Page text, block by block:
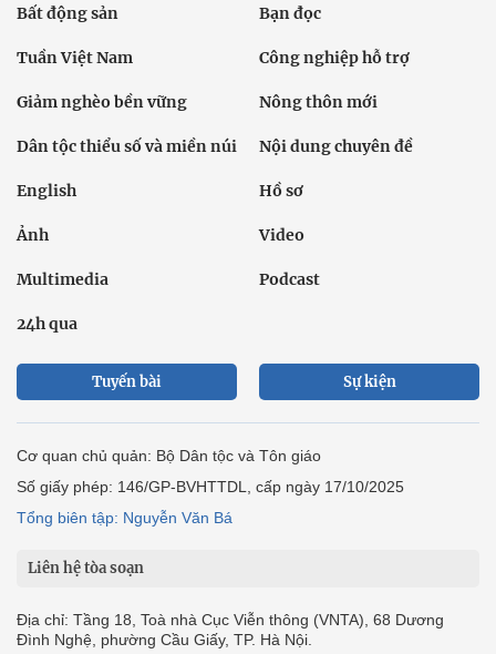
Bất động sản Bạn đọc
Tuần Việt Nam Công nghiệp hỗ trợ
Giảm nghèo bền vững Nông thôn mới
Dân tộc thiểu số và miền núi Nội dung chuyên đề
English Hồ sơ
Ảnh Video
Multimedia Podcast
24h qua
Tuyến bài Sự kiện
Cơ quan chủ quản: Bộ Dân tộc và Tôn giáo
Số giấy phép: 146/GP-BVHTTDL, cấp ngày 17/10/2025
Tổng biên tập: Nguyễn Văn Bá
Liên hệ tòa soạn
Địa chỉ: Tầng 18, Toà nhà Cục Viễn thông (VNTA), 68 Dương
Đình Nghệ, phường Cầu Giấy, TP. Hà Nội.